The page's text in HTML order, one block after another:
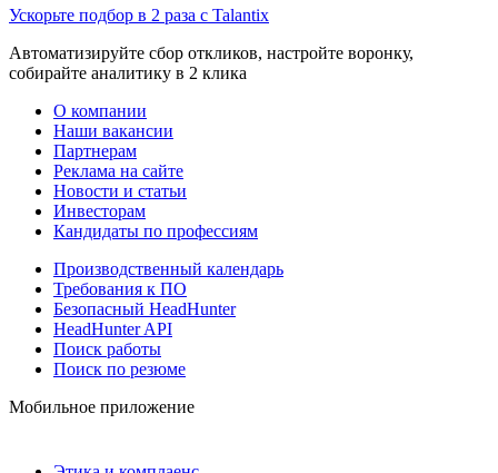
Ускорьте подбор в 2 раза с Talantix
Автоматизируйте сбор откликов, настройте воронку,
собирайте аналитику в 2 клика
О компании
Наши вакансии
Партнерам
Реклама на сайте
Новости и статьи
Инвесторам
Кандидаты по профессиям
Производственный календарь
Требования к ПО
Безопасный HeadHunter
HeadHunter API
Поиск работы
Поиск по резюме
Мобильное приложение